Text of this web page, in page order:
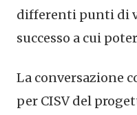
differenti punti di
successo a cui
La conversazione
per CISV del